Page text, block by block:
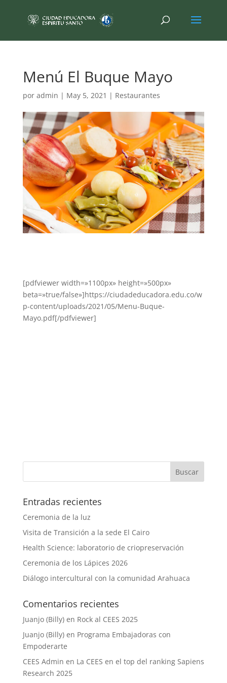
Menú El Buque Mayo
por admin | May 5, 2021 | Restaurantes
[pdfviewer width=»1100px» height=»500px»
beta=»true/false»]https://ciudadeducadora.edu.co/w
p-content/uploads/2021/05/Menu-Buque-
Mayo.pdf[/pdfviewer]
Entradas recientes
Ceremonia de la luz
Visita de Transición a la sede El Cairo
Health Science: laboratorio de criopreservación
Ceremonia de los Lápices 2026
Diálogo intercultural con la comunidad Arahuaca
Comentarios recientes
Juanjo (Billy)en Rock al CEES 2025
Juanjo (Billy)en Programa Embajadoras con
Empoderarte
CEES Admin en La CEES en el top del ranking Sapiens
Research 2025